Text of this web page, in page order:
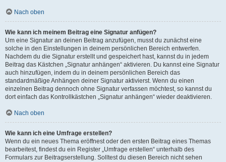
Nach oben
Wie kann ich meinem Beitrag eine Signatur anfügen?
Um eine Signatur an deinen Beitrag anzufügen, musst du zunächst eine
solche in den Einstellungen in deinem persönlichen Bereich entwerfen.
Nachdem du die Signatur erstellt und gespeichert hast, kannst du in jedem
Beitrag das Kästchen „Signatur anhängen“ aktivieren. Du kannst eine Signatur
auch hinzufügen, indem du in deinem persönlichen Bereich das
standardmäßige Anhängen deiner Signatur aktivierst. Wenn du einen
einzelnen Beitrag dennoch ohne Signatur verfassen möchtest, so kannst du
dort einfach das Kontrollkästchen „Signatur anhängen“ wieder deaktivieren.
Nach oben
Wie kann ich eine Umfrage erstellen?
Wenn du ein neues Thema eröffnest oder den ersten Beitrag eines Themas
bearbeitest, findest du ein Register „Umfrage erstellen“ unterhalb des
Formulars zur Beitragserstellung. Solltest du diesen Bereich nicht sehen